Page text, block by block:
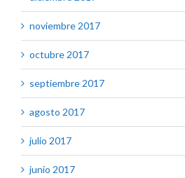
noviembre 2017
octubre 2017
septiembre 2017
agosto 2017
julio 2017
junio 2017